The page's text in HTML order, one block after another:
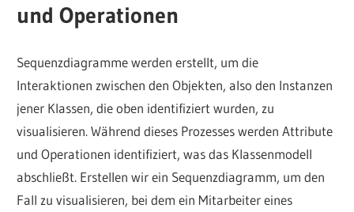
und Operationen
Sequenzdiagramme werden erstellt, um die
Interaktionen zwischen den Objekten, also den Instanzen
jener Klassen, die oben identifiziert wurden, zu
visualisieren. Während dieses Prozesses werden Attribute
und Operationen identifiziert, was das Klassenmodell
abschließt. Erstellen wir ein Sequenzdiagramm, um den
Fall zu visualisieren, bei dem ein Mitarbeiter eines